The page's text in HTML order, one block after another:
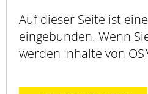
Auf dieser Seite ist
eingebunden. Wenn
werden Inhalte von